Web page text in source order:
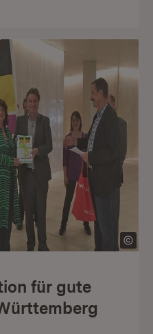
für gute